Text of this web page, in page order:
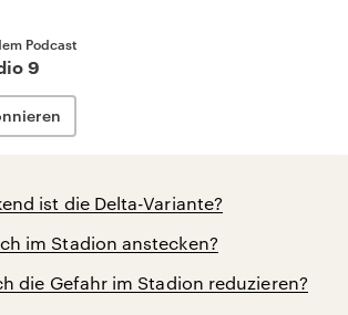
Podcast
9
ist die Delta-Variante?
im Stadion anstecken?
die Gefahr im Stadion reduzieren?